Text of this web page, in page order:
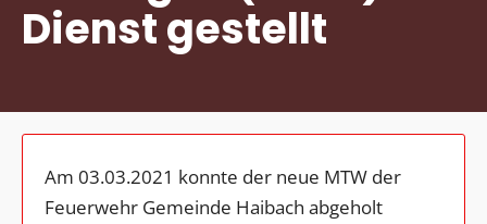
Dienst gestellt
Am 03.03.2021 konnte der neue MTW der
Feuerwehr Gemeinde Haibach abgeholt